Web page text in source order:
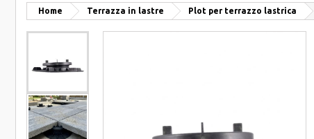
Home Terrazza in lastre Plot per terrazzo lastrica